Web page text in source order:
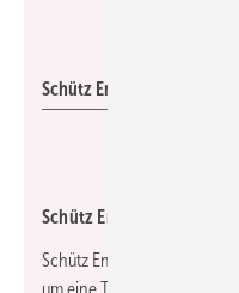
Schütz Energy Systems:
Schütz Energy Systems:
Schütz Energy Systems hat